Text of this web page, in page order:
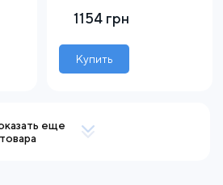
1154 грн
Купить
еще
товара